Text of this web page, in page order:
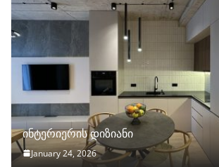
ინტერიერის დიზიანი
January 24, 2026